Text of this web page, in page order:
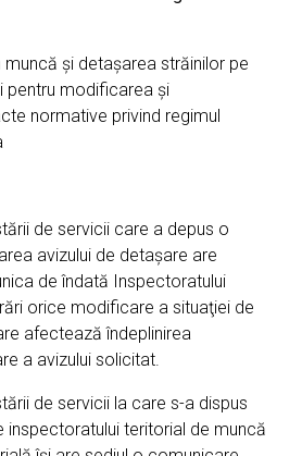
muncă şi detaşarea străinilor pe
pentru modificarea şi
normative privind regimul
de servicii care a depus o
avizului de detaşare are
de îndată Inspectoratului
orice modificare a situaţiei de
afectează îndeplinirea
a avizului solicitat.
de servicii la care s-a dispus
inspectoratului teritorial de muncă